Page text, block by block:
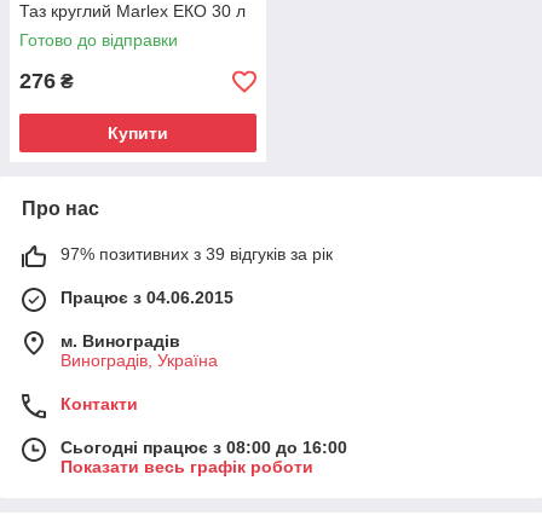
Таз круглий Marlex ЕКО 30 л
Готово до відправки
276 ₴
Купити
Про нас
97% позитивних з 39 відгуків за рік
Працює з 04.06.2015
м. Виноградів
Виноградів, Україна
Контакти
Сьогодні працює з 08:00 до 16:00
Показати весь графік роботи